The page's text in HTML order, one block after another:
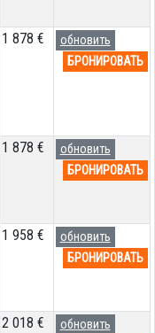
1 878 €
обновить
БРОНИРОВАТЬ
1 878 €
обновить
БРОНИРОВАТЬ
1 958 €
обновить
БРОНИРОВАТЬ
2 018 €
обновить